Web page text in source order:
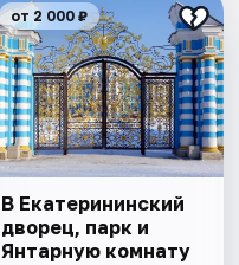
от 2 000 ₽
В Екатерининский
дворец, парк и
Янтарную комнату